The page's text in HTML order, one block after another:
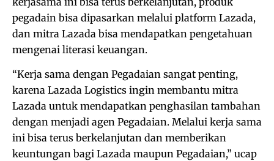
pegadain bisa dipasarkan melalui platform Lazada,
dan mitra Lazada bisa mendapatkan pengetahuan
mengenai literasi keuangan.
“Kerja sama dengan Pegadaian sangat penting,
karena Lazada Logistics ingin membantu mitra
Lazada untuk mendapatkan penghasilan tambahan
dengan menjadi agen Pegadaian. Melalui kerja sama
ini bisa terus berkelanjutan dan memberikan
keuntungan bagi Lazada maupun Pegadaian,” ucap